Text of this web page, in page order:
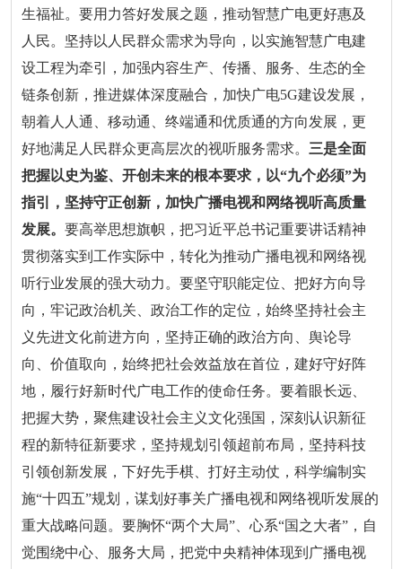
生福祉。要用力答好发展之题，推动智慧广电更好惠及
人民。坚持以人民群众需求为导向，以实施智慧广电建
设工程为牵引，加强内容生产、传播、服务、生态的全
链条创新，推进媒体深度融合，加快广电5G建设发展，
朝着人人通、移动通、终端通和优质通的方向发展，更
好地满足人民群众更高层次的视听服务需求。 三是全面
把握以史为鉴、开创未来的根本要求，以“九个必须”为
指引，坚持守正创新，加快广播电视和网络视听高质量
发展。要高举思想旗帜，把习近平总书记重要讲话精神
贯彻落实到工作实际中，转化为推动广播电视和网络视
听行业发展的强大动力。要坚守职能定位、把好方向导
向，牢记政治机关、政治工作的定位，始终坚持社会主
义先进文化前进方向，坚持正确的政治方向、舆论导
向、价值取向，始终把社会效益放在首位，建好守好阵
地，履行好新时代广电工作的使命任务。要着眼长远、
把握大势，聚焦建设社会主义文化强国，深刻认识新征
程的新特征新要求，坚持规划引领超前布局，坚持科技
引领创新发展，下好先手棋、打好主动仗，科学编制实
施“十四五”规划，谋划好事关广播电视和网络视听发展的
重大战略问题。要胸怀“两个大局”、心系“国之大者”，自
觉围绕中心、服务大局，把党中央精神体现到广播电视